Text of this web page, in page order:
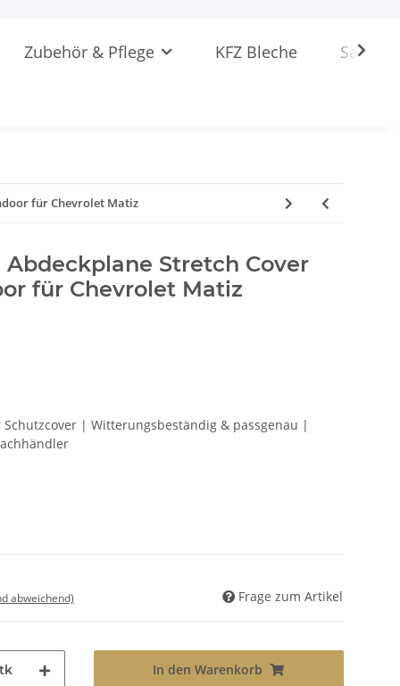
Zubehör & Pflege KFZ Bleche
für Chevrolet Matiz
Stretch Cover
für Chevrolet Matiz
| Witterungsbeständig & passgenau |
abweichend) Frage zum Artikel
In den Warenkorb